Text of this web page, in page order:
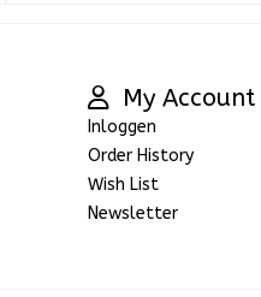
My Account
Inloggen
Order History
Wish List
Newsletter